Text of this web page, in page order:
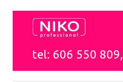
tel: 606 550